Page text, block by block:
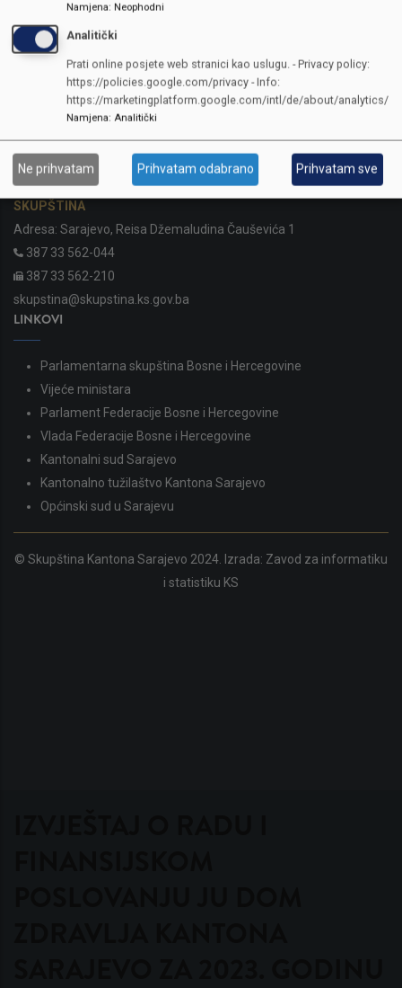
KONTAKTI
SKUPŠTINA
Adresa: Sarajevo, Reisa Džemaludina Čauševića 1
387 33 562-044
387 33 562-210
skupstina@skupstina.ks.gov.ba
LINKOVI
Parlamentarna skupština Bosne i Hercegovine
Vijeće ministara
Parlament Federacije Bosne i Hercegovine
Vlada Federacije Bosne i Hercegovine
Kantonalni sud Sarajevo
Kantonalno tužilaštvo Kantona Sarajevo
Općinski sud u Sarajevu
© Skupština Kantona Sarajevo 2024. Izrada: Zavod za informatiku
i statistiku KS
Namjena: Neophodni
Analitički
Prati online posjete web stranici kao uslugu. - Privacy policy:
https://policies.google.com/privacy - Info:
https://marketingplatform.google.com/intl/de/about/analytics/
Namjena: Analitički
Ne prihvatam Prihvatam odabrano Prihvatam sve